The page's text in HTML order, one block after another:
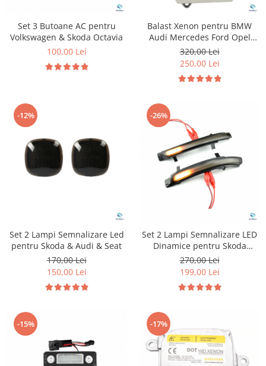
Set 3 Butoane AC pentru
Volkswagen & Skoda Octavia
100,00 Lei
Balast Xenon pentru BMW
Audi Mercedes Ford Opel
Jaguar Skoda Saab Land Rover
Volkswagen
320,00 Lei
250,00 Lei
-12%
Set 2 Lampi Semnalizare Led
pentru Skoda & Audi & Seat
170,00 Lei
150,00 Lei
-26%
Set 2 Lampi Semnalizare LED
Dinamice pentru Skoda
Octavia 1Z3 Superb 3T5
270,00 Lei
199,00 Lei
-15% -17%